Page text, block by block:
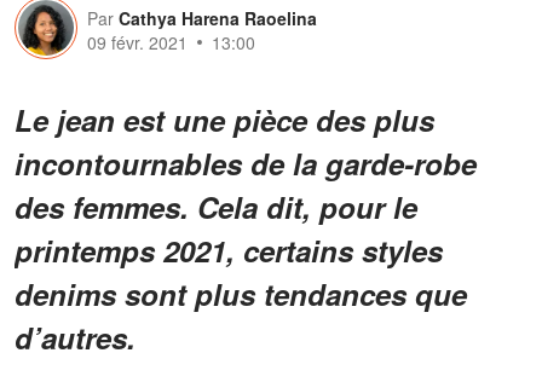
Par Cathya Harena Raoelina
09 févr. 2021
13:00
Le jean est une pièce des plus
incontournables de la garde-robe
des femmes. Cela dit, pour le
printemps 2021, certains styles
denims sont plus tendances que
d’autres.